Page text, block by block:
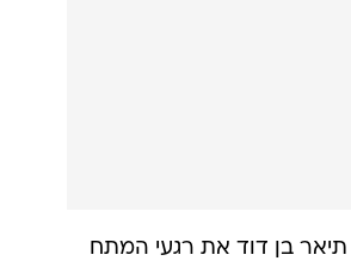
תיאר בן דוד את רגעי המתח